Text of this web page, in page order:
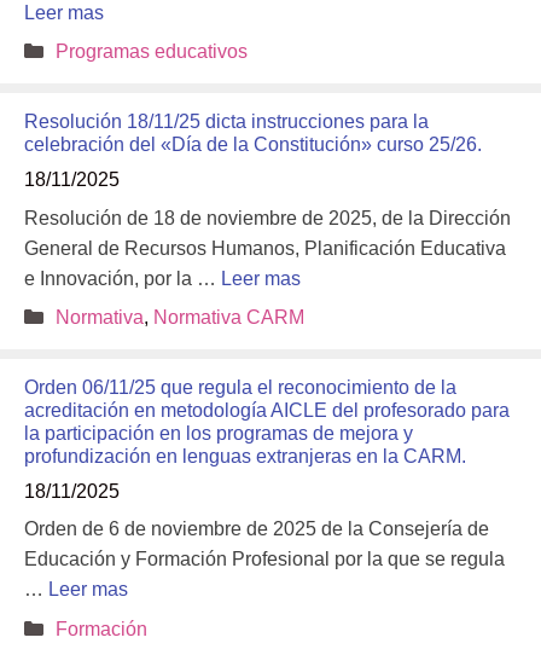
Leer mas
Categorías
Programas educativos
Resolución 18/11/25 dicta instrucciones para la
celebración del «Día de la Constitución» curso 25/26.
18/11/2025
Resolución de 18 de noviembre de 2025, de la Dirección
General de Recursos Humanos, Planificación Educativa
e Innovación, por la … Leer mas
Categorías
Normativa, Normativa CARM
Orden 06/11/25 que regula el reconocimiento de la
acreditación en metodología AICLE del profesorado para
la participación en los programas de mejora y
profundización en lenguas extranjeras en la CARM.
18/11/2025
Orden de 6 de noviembre de 2025 de la Consejería de
Educación y Formación Profesional por la que se regula
… Leer mas
Categorías
Formación